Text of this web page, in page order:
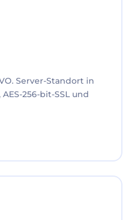
Server-Standort in
256-bit-SSL und